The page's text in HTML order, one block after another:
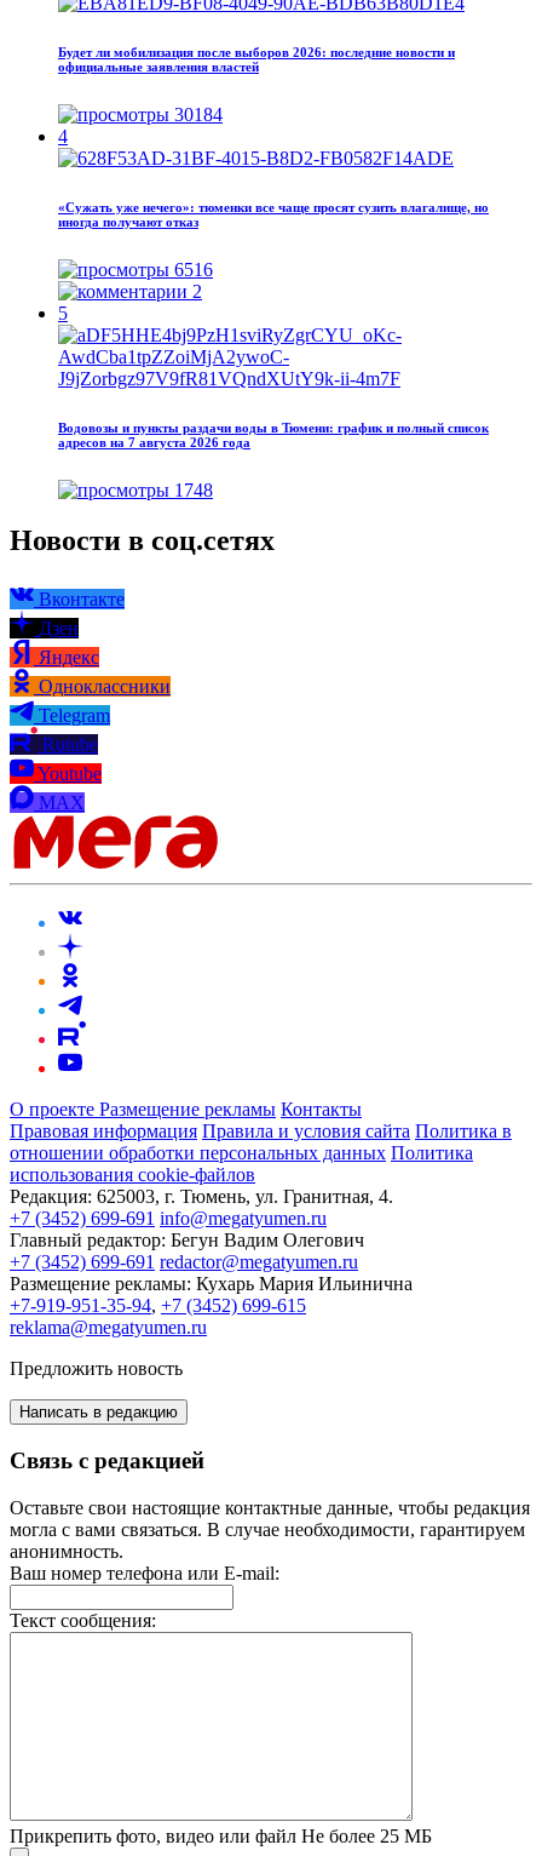
Будет ли мобилизация после выборов 2026: последние новости и
официальные заявления властей
30184
4
«Сужать уже нечего»: тюменки все чаще просят сузить влагалище, но
иногда получают отказ
6516
2
5
Водовозы и пункты раздачи воды в Тюмени: график и полный список
адресов на 7 августа 2026 года
1748
Новости в соц.сетях
Вконтакте
Дзен
Яндекс
Одноклассники
Telegram
Rutube
Youtube
MAX
О проекте Размещение рекламы Контакты
Правовая информация Правила и условия сайта Политика в
отношении обработки персональных данных Политика
использования cookie-файлов
Редакция: 625003, г. Тюмень, ул. Гранитная, 4.
+7 (3452) 699-691 info@megatyumen.ru
Главный редактор: Бегун Вадим Олегович
+7 (3452) 699-691 redactor@megatyumen.ru
Размещение рекламы: Кухарь Мария Ильинична
+7-919-951-35-94, +7 (3452) 699-615
reklama@megatyumen.ru
Предложить новость
Написать в редакцию
Связь с редакцией
Оставьте свои настоящие контактные данные, чтобы редакция
могла с вами связаться. В случае необходимости, гарантируем
анонимность.
Ваш номер телефона или E-mail:
Текст сообщения:
Прикрепить фото, видео или файл Не более 25 МБ